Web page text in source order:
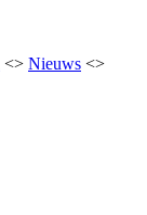
<> Nieuws <>